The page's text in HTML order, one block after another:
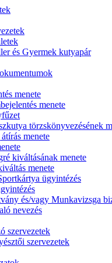
és Gyermek kutyapár
menete
menete
törzskönyvezésének
menete
kiváltásának menete
menete
ügyintézés
és/vagy Munkavizsga
nevezés
szervezetek
szervezetek